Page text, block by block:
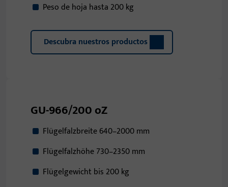
Peso de hoja hasta 200 kg
Descubra nuestros productos
GU-966/200 oZ
Flügelfalzbreite 640–2000 mm
Flügelfalzhöhe 730–2350 mm
Flügelgewicht bis 200 kg